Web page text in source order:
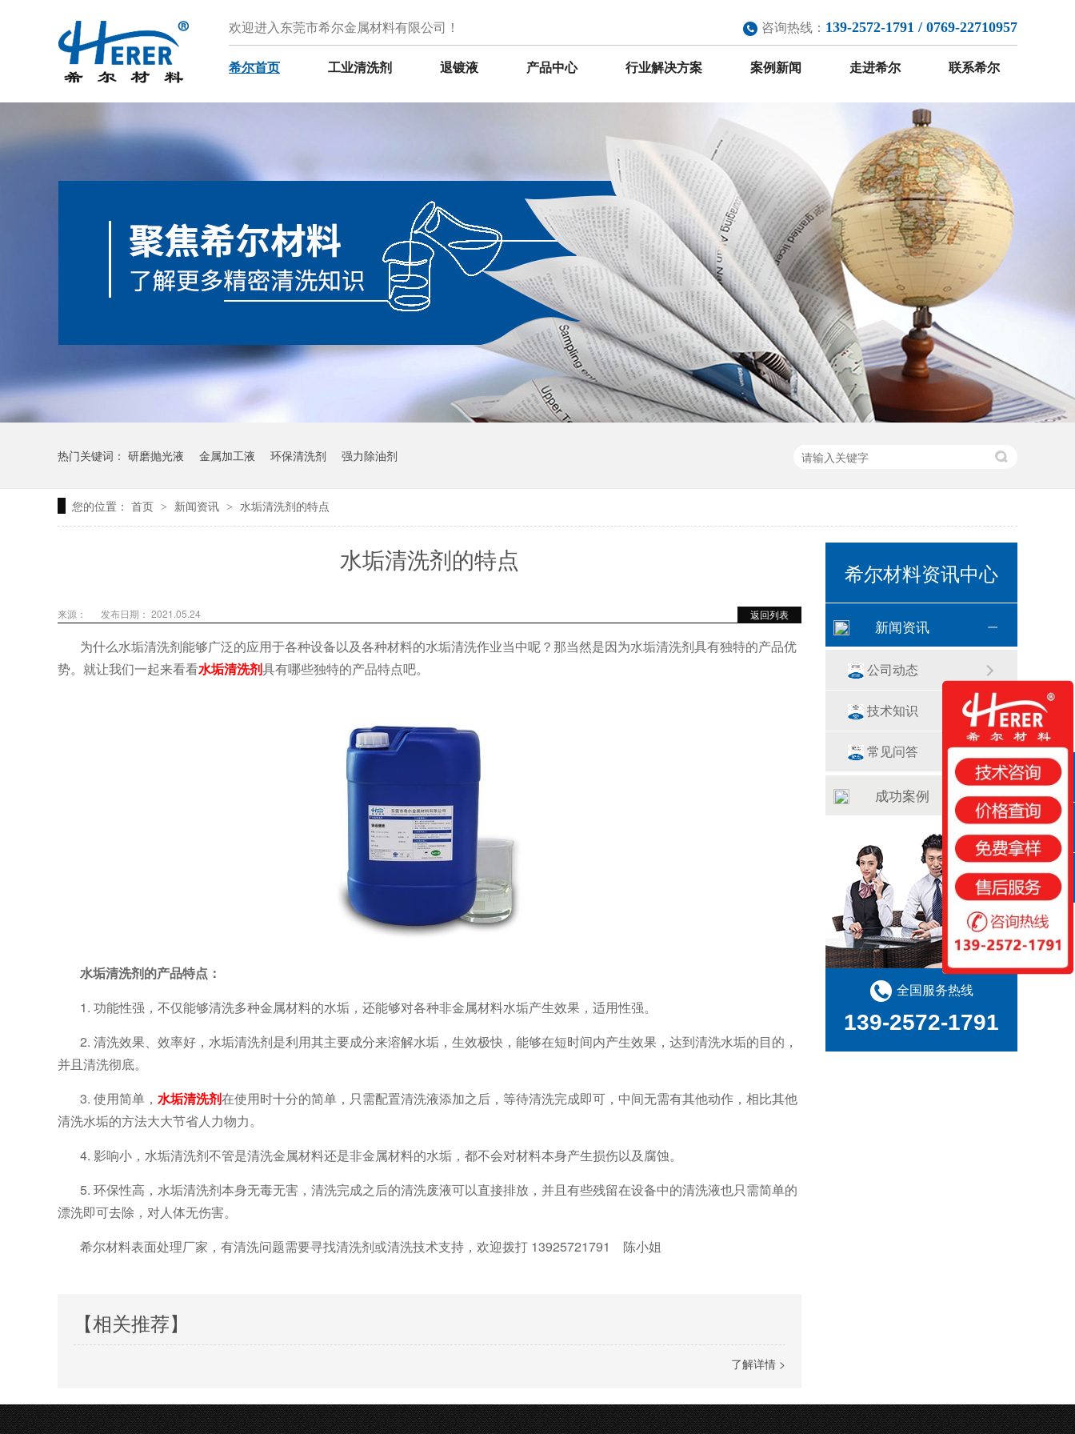
咨询热线： 139-2572-1791 / 0769-22710957
欢迎进入东莞市希尔金属材料有限公司！
希尔首页 工业清洗剂 退镀液 产品中心 行业解决方案 案例新闻 走进希尔 联系希尔
热门关键词： 研磨抛光液 金属加工液 环保清洗剂 强力除油剂
您的位置： 首页 > 新闻资讯 > 水垢清洗剂的特点
水垢清洗剂的特点
返回列表
来源： 发布日期： 2021.05.24
为什么水垢清洗剂能够广泛的应用于各种设备以及各种材料的水垢清洗作业当中呢？那当然是因为水垢清洗剂具有独特的产品优
势。就让我们一起来看看水垢清洗剂具有哪些独特的产品特点吧。
水垢清洗剂的产品特点：
1. 功能性强，不仅能够清洗多种金属材料的水垢，还能够对各种非金属材料水垢产生效果，适用性强。
2. 清洗效果、效率好，水垢清洗剂是利用其主要成分来溶解水垢，生效极快，能够在短时间内产生效果，达到清洗水垢的目的，
并且清洗彻底。
3. 使用简单， 水垢清洗剂在使用时十分的简单，只需配置清洗液添加之后，等待清洗完成即可，中间无需有其他动作，相比其他
清洗水垢的方法大大节省人力物力。
4. 影响小，水垢清洗剂不管是清洗金属材料还是非金属材料的水垢，都不会对材料本身产生损伤以及腐蚀。
5. 环保性高，水垢清洗剂本身无毒无害，清洗完成之后的清洗废液可以直接排放，并且有些残留在设备中的清洗液也只需简单的
漂洗即可去除，对人体无伤害。
希尔材料表面处理厂家，有清洗问题需要寻找清洗剂或清洗技术支持，欢迎拨打 13925721791 陈小姐
【相关推荐】
了解详情 >
希尔材料资讯中心
新闻资讯
公司动态
技术知识
常见问答
成功案例
全国服务热线
139-2572-1791
QQ咨询
咨询热线
扫一扫